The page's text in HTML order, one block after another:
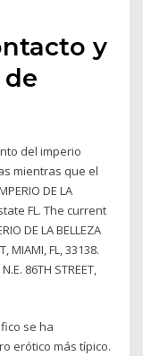
y
del imperio
mientras que el
DE LA
FL. The current
DE LA BELLEZA
MIAMI, FL, 33138.
86TH STREET,
se ha
erótico más típico.